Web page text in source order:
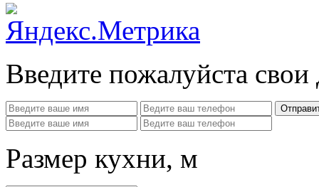
Введите пожалуйста
Размер кухни, м